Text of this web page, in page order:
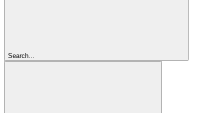
Search...